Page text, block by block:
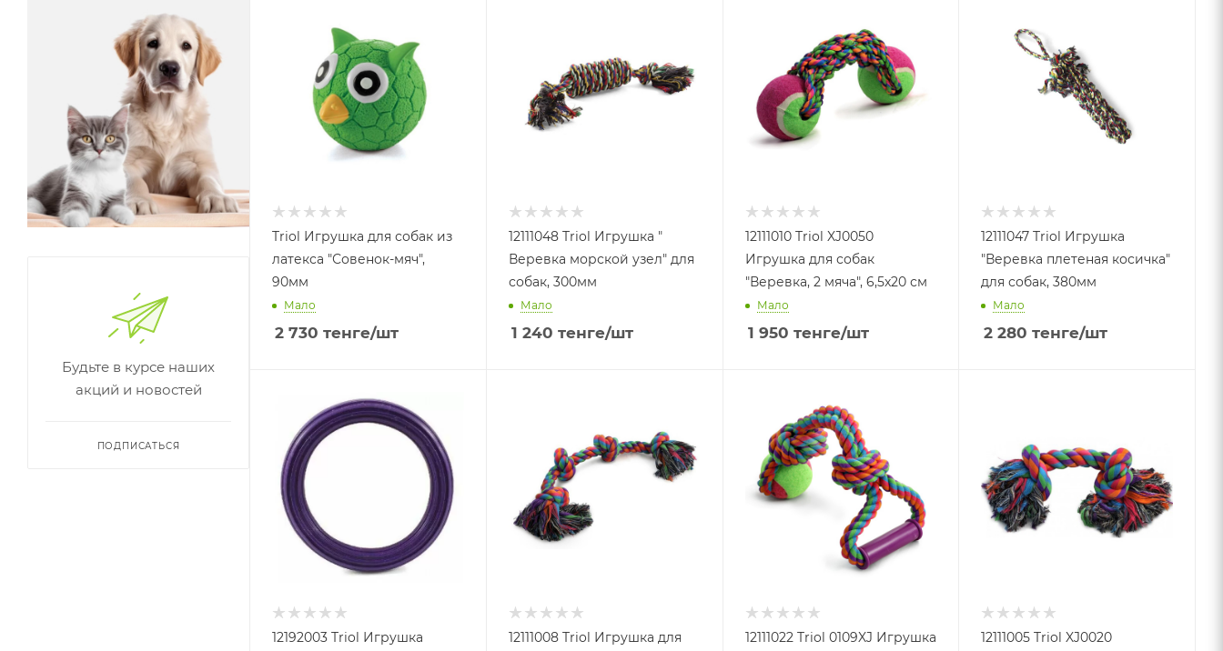
Triol Игрушка для собак из
латекса "Совенок-мяч",
90мм
Мало
2 730 тенге/шт
12111048 Triol Игрушка "
Веревка морской узел" для
собак, 300мм
Мало
1 240 тенге/шт
12111010 Triol XJ0050
Игрушка для собак
"Веревка, 2 мяча", 6,5x20 см
Мало
1 950 тенге/шт
12111047 Triol Игрушка
"Веревка плетеная косичка"
для собак, 380мм
Мало
2 280 тенге/шт
12192003 Triol Игрушка
12111008 Triol Игрушка для
12111022 Triol 0109XJ Игрушка
12111005 Triol XJ0020
Будьте в курсе наших
акций и новостей
ПОДПИСАТЬСЯ